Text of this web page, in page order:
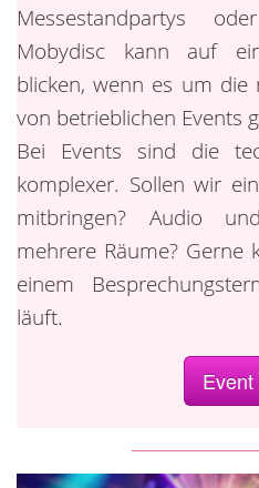
Messestandpartys
Mobydisc kann auf
blicken, wenn es um die
von betrieblichen Events
Bei Events sind die
komplexer. Sollen wir
mitbringen? Audio
mehrere Räume?
einem
läuft.